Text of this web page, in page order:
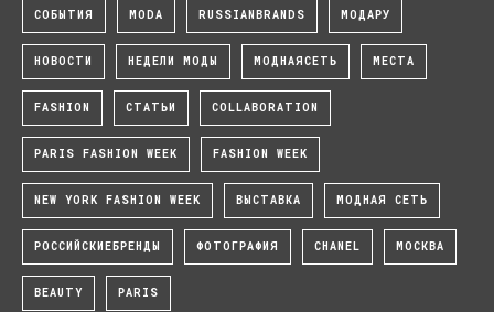
СОБЫТИЯ MODA RUSSIANBRANDS МОДАРУ
НОВОСТИ НЕДЕЛИ МОДЫ МОДНАЯСЕТЬ МЕСТА
FASHION СТАТЬИ COLLABORATION
PARIS FASHION WEEK FASHION WEEK
NEW YORK FASHION WEEK ВЫСТАВКА МОДНАЯ СЕТЬ
РОССИЙСКИЕБРЕНДЫ ФОТОГРАФИЯ CHANEL МОСКВА
BEAUTY PARIS